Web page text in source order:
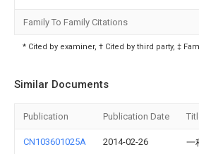
Family To Family Citations
* Cited by examiner, † Cited by third party, ‡
Similar Documents
Publication Publication Date
CN103601025A 2014-02-26 一